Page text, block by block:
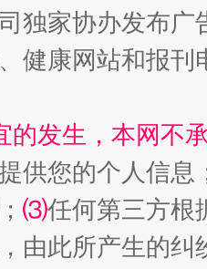
司独家协办发布
健康网站和报
的发生，本网不
供您的个人信息
⑶任何第三方根
由此所产生的纠